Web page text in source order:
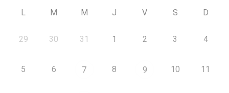
L M M J V S D
29 30 31 1 2 3 4
5 6 7 8 9 10 11